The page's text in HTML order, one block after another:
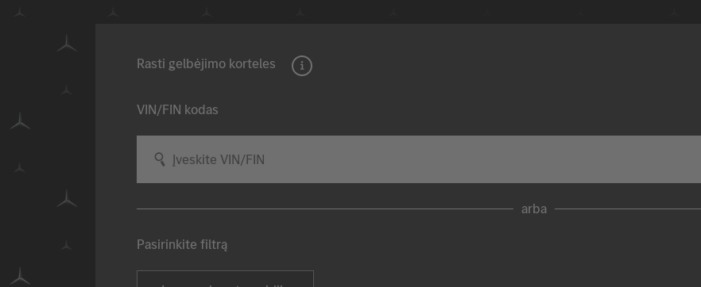
Rasti gelbėjimo korteles
VIN/FIN kodas
Įveskite VIN/FIN
arba
Pasirinkite filtrą
Pasirinkti transporto priemonės tipą